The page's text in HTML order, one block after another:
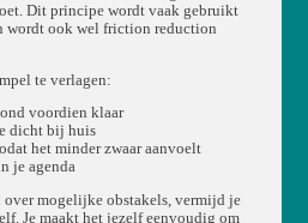
Dit principe wordt vaak gebruikt
wordt ook wel friction reduction
te verlagen:
voordien klaar
dicht bij huis
het minder zwaar aanvoelt
je agenda
over mogelijke obstakels, vermijd je
Je maakt het jezelf eenvoudig om